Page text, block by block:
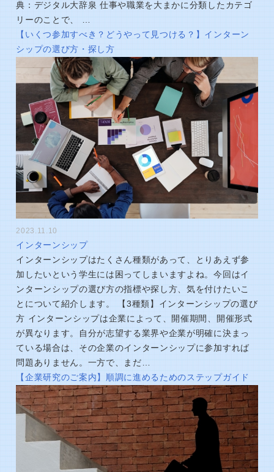
典：デジタル大辞泉 仕事や職業を大まかに分類したカテゴ
リーのことで、 …
【いくつ参加すべき？どうやって見つける？】インターン
シップの選び方・探し方
2023.11.10
インターンシップ
インターンシップはたくさん種類があって、とりあえず参
加したいという学生には困ってしまいますよね。今回はイ
ンターンシップの選び方の指標や探し方、気を付けたいこ
とについて紹介します。 【3種類】インターンシップの選び
方 インターンシップは企業によって、開催期間、開催形式
が異なります。自分が志望する業界や企業が明確に決まっ
ている場合は、その企業のインターンシップに参加すれば
問題ありません。一方で、まだ…
【企業研究のご案内】順調に進めるためのステップガイド